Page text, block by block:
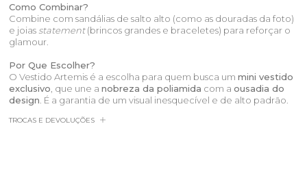
Como Combinar?
Combine com sandálias de salto alto (como as douradas da foto)
e joias statement(brincos grandes e braceletes) para reforçar o
glamour.
Por Que Escolher?
O Vestido Artemis é a escolha para quem busca ummini vestido
exclusivo , que une anobreza da poliamida com aousadia do
design . É a garantia de um visual inesquecível e de alto padrão.
TROCAS E DEVOLUÇÕES